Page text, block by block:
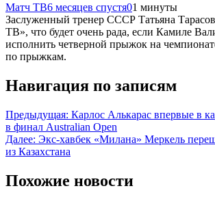
Матч ТВ6 месяцев спустя01 минуты
Заслуженный тренер СССР Татьяна
ТВ», что будет очень рада, если Камиле
исполнить четверной прыжок на
по прыжкам.
Навигация по записям
Предыдущая: Карлос Алькарас впервые в
в финал Australian Open
Далее: Экс-хавбек «Милана» Меркель
из Казахстана
Похожие новости